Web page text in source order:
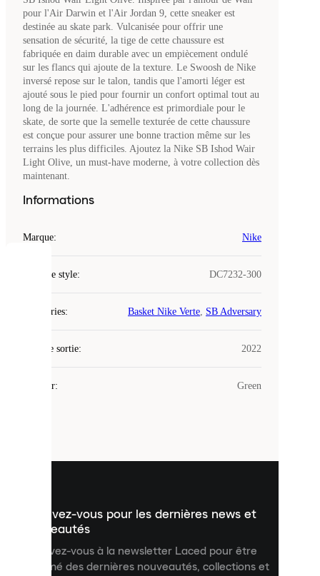
pour l'Air Darwin et l'Air Jordan 9, cette sneaker est
destinée au skate park. Vulcanisée pour offrir une
sensation de sécurité, la tige de cette chaussure est
fabriquée en daim durable avec un empiècement ondulé
sur les flancs qui ajoute de la texture. Le Swoosh de Nike
inversé repose sur le talon, tandis que l'amorti léger est
ajouté sous le pied pour fournir un confort optimal tout au
long de la journée. L'adhérence est primordiale pour le
skate, de sorte que la semelle texturée de cette chaussure
est conçue pour assurer une bonne traction même sur les
terrains les plus difficiles. Ajoutez la Nike SB Ishod Wair
Light Olive, un must-have moderne, à votre collection dès
maintenant.
Informations
Marque: Nike
Code de style: DC7232-300
Catégories: Basket Nike Verte, SB Adversary
Date de sortie: 2022
Couleur: Green
Inscrivez-vous pour les dernières news et
nouveautés
Inscrivez-vous à la newsletter Laced pour être
informé des dernières nouveautés, collections et
COOKIES
Laced
cookies.
contenu
personnalisé
améliorer
votre